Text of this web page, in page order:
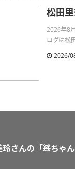
松田
2026年8
ログは松
2026/
さんの「🧸ちゃん